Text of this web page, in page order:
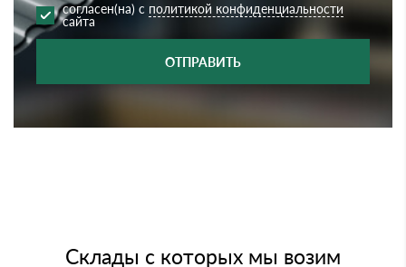
согласен(на) с политикой конфиденциальности
сайта
ОТПРАВИТЬ
Склады с которых мы возим